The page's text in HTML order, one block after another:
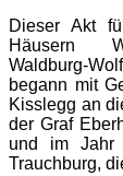
Dieser Akt
Häusern
Waldburg-
begann mit
Kisslegg an
der Graf
und im Jahr
Trauchburg,